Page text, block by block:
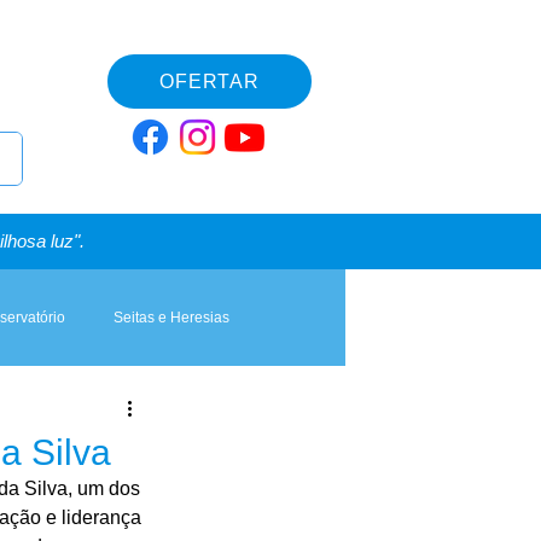
OFERTAR
luz".
Seitas e Heresias
Silva
Silva, um dos
e liderança